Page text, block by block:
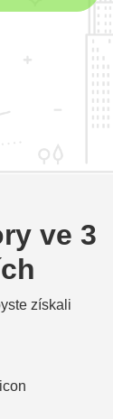
ve 3
získali